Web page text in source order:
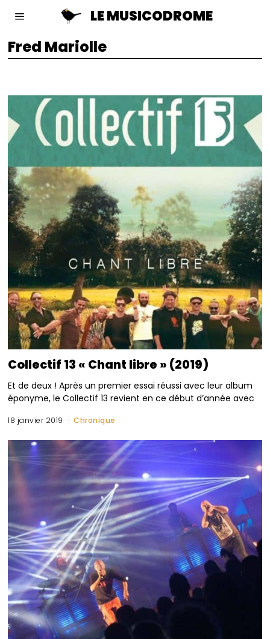
LE MUSICODROME
Fred Mariolle
Collectif 13 « Chant libre » (2019)
Et de deux ! Après un premier essai réussi avec leur album
éponyme, le Collectif 13 revient en ce début d’année avec
18 janvier 2019 Chronique